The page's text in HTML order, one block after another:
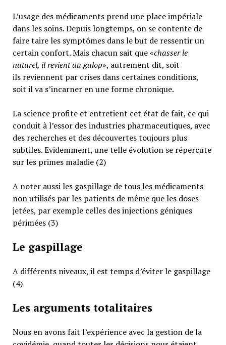
L’usage des médicaments prend une place impériale
dans les soins. Depuis longtemps, on se contente de
faire taire les symptômes dans le but de ressentir un
certain confort. Mais chacun sait que «chasser le
naturel, il revient au galop», autrement dit, soit
ils reviennent par crises dans certaines conditions,
soit il va s’incarner en une forme chronique.
La science profite et entretient cet état de fait, ce qui
conduit à l’essor des industries pharmaceutiques, avec
des recherches et des découvertes toujours plus
subtiles. Evidemment, une telle évolution se répercute
sur les primes maladie (2)
A noter aussi les gaspillage de tous les médicaments
non utilisés par les patients de même que les doses
jetées, par exemple celles des injections géniques
périmées (3)
Le gaspillage
A différents niveaux, il est temps d’éviter le gaspillage
(4)
Les arguments totalitaires
Nous en avons fait l’expérience avec la gestion de la